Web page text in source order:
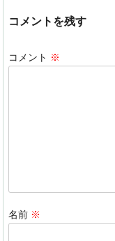
e
b
コメントを残す
コメント ※
名前 ※